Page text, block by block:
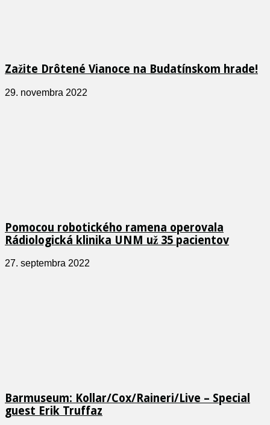
Zažite Drôtené Vianoce na Budatínskom hrade!
29. novembra 2022
Pomocou robotického ramena operovala
Rádiologická klinika UNM už 35 pacientov
27. septembra 2022
Barmuseum: Kollar/Cox/Raineri/Live – Special
guest Erik Truffaz